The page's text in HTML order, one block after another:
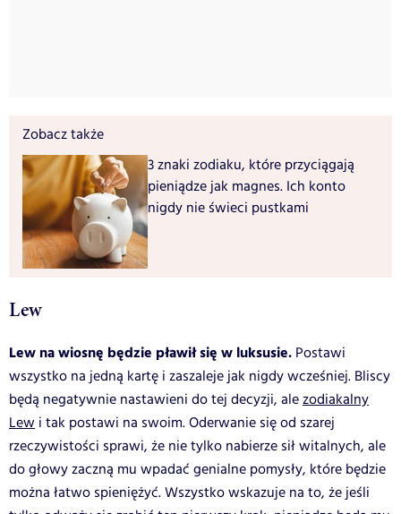
Zobacz także
3 znaki zodiaku, które przyciągają
pieniądze jak magnes. Ich konto
nigdy nie świeci pustkami
Lew
Lew na wiosnę będzie pławił się w luksusie. Postawi
wszystko na jedną kartę i zaszaleje jak nigdy wcześniej. Bliscy
będą negatywnie nastawieni do tej decyzji, alezodiakalny
Lew i tak postawi na swoim. Oderwanie się od szarej
rzeczywistości sprawi, że nie tylko nabierze sił witalnych, ale
do głowy zaczną mu wpadać genialne pomysły, które będzie
można łatwo spieniężyć. Wszystko wskazuje na to, że jeśli